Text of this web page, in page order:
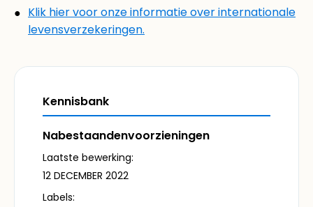
Klik hier voor onze informatie over internationale
levensverzekeringen.
Kennisbank
Nabestaandenvoorzieningen
Laatste bewerking:
12 DECEMBER 2022
Labels: